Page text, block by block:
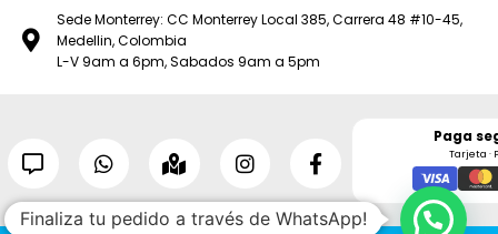
Sede Monterrey: CC Monterrey Local 385, Carrera 48 #10-45,
Medellin, Colombia
L-V 9am a 6pm, Sabados 9am a 5pm
Paga
Tarjeta ·
Finaliza tu pedido a través de WhatsApp!